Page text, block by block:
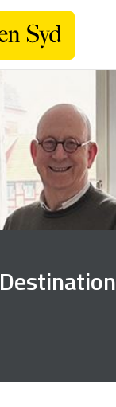
Destination